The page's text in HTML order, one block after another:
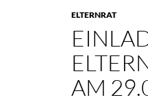
ELTERNRAT
AM